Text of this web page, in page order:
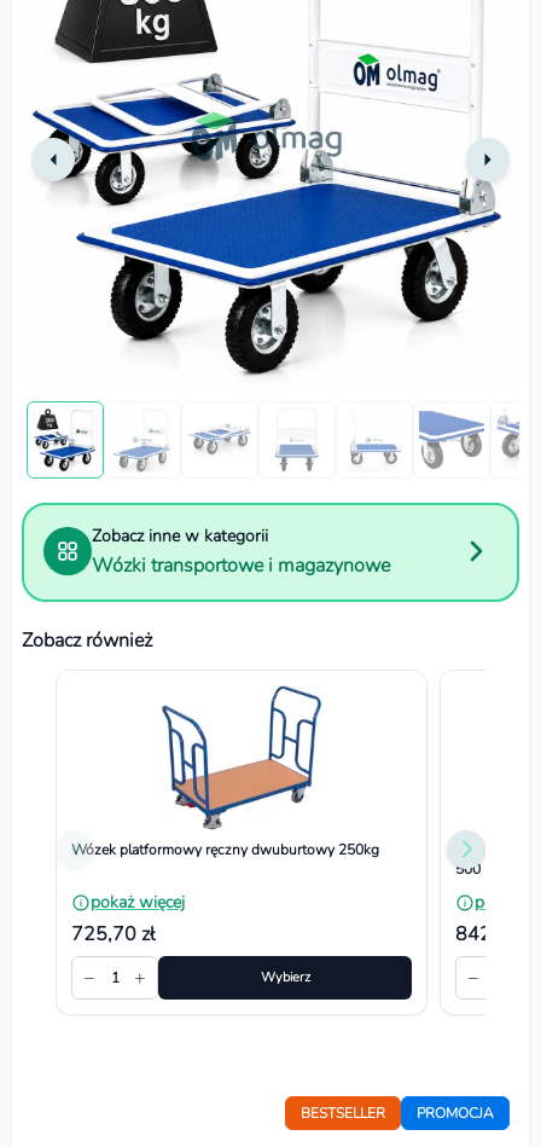
Zobacz inne w kategorii
Wózki transportowe i magazynowe
Zobacz również
Wózek platformowy ręczny dwuburtowy 250kg
pokaż więcej
725,70 zł
−
1 + Wybierz
Wózek
500 kg.
pokaż
842,55 zł
−
BESTSELLER PROMOCJA